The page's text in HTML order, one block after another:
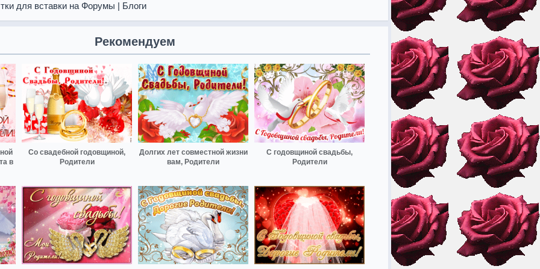
для вставки на Форумы | Блоги
Рекомендуем
в
Со свадебной годовщиной,
Родители
Долгих лет совместной жизни
вам, Родители
С годовщиной свадьбы,
Родители